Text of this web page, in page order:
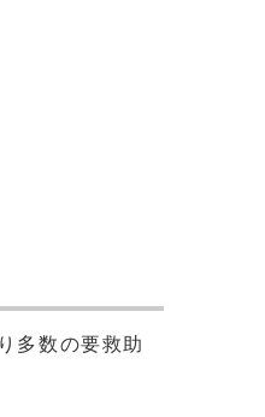
多数の要救助